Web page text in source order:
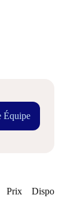
Équipe
Prix Disponibilités